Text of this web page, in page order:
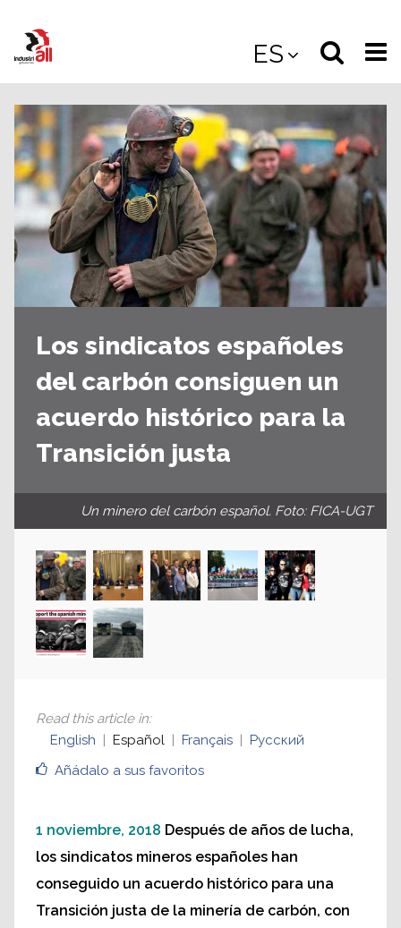
main
ES
Select
the
site
Los sindicatos españoles
del carbón consiguen un
acuerdo histórico para la
Transición justa
Un minero del carbón español. Foto: FICA-UGT
Añádalo a sus favoritos
Read this article in:
English
Español Français Русский
1 noviembre, 2018 Después de años de lucha,
los sindicatos mineros españoles han
conseguido un acuerdo histórico para una
Transición justa de la minería de carbón, con